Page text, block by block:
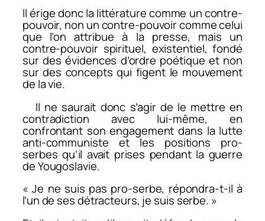
Il érige donc la littérature comme un contre-
pouvoir, non un contre-pouvoir comme celui
que l’on attribue à la presse, mais un
contre-pouvoir spirituel, existentiel, fondé
sur des évidences d’ordre poétique et non
sur des concepts qui figent le mouvement
de la vie.
Il ne saurait donc s’agir de le mettre en
contradiction avec lui-même, en
confrontant son engagement dans la lutte
anti-communiste et les positions pro-
serbes qu’il avait prises pendant la guerre
de Yougoslavie.
« Je ne suis pas pro-serbe, répondra-t-il à
l’un de ses détracteurs, je suis serbe. »